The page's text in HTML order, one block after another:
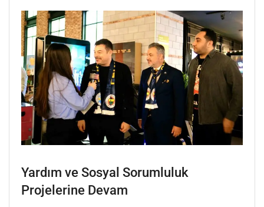
Yardım ve Sosyal Sorumluluk
Projelerine Devam